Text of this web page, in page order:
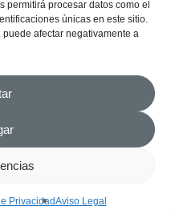
permitirá procesar datos como el
únicas en este sitio.
afectar negativamente a
PrivacidadAviso Legal
reservados
de Contratación